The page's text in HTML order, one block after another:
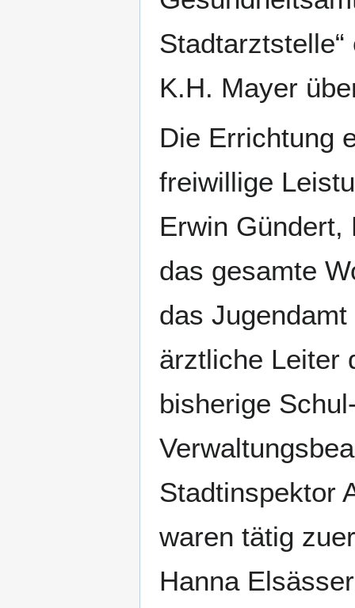
K.H. Mayer
Die Errichtung
freiwillige
Erwin Gündert,
das gesamte
das
ärztliche Leiter
bisherige
Stadtinspektor
waren tätig
Hanna